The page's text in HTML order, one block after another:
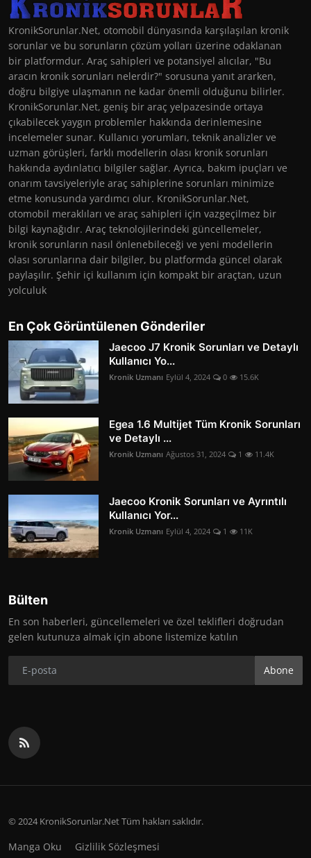
KronikSorunlar.Net, otomobil dünyasında karşılaşılan kronik
sorunlar ve bu sorunların çözüm yolları üzerine odaklanan
bir platformdur. Araç sahipleri ve potansiyel alıcılar, "Bu
aracın kronik sorunları nelerdir?" sorusuna yanıt ararken,
doğru bilgiye ulaşmanın ne kadar önemli olduğunu bilirler.
KronikSorunlar.Net, geniş bir araç yelpazesinde ortaya
çıkabilecek yaygın problemler hakkında derinlemesine
incelemeler sunar. Kullanıcı yorumları, teknik analizler ve
uzman görüşleri, farklı modellerin olası kronik sorunları
hakkında aydınlatıcı bilgiler sağlar. Ayrıca, bakım ipuçları ve
onarım tavsiyeleriyle araç sahiplerine sorunları minimize
etme konusunda yardımcı olur. KronikSorunlar.Net,
otomobil meraklıları ve araç sahipleri için vazgeçilmez bir
bilgi kaynağıdır. Araç teknolojilerindeki güncellemeler,
kronik sorunların nasıl önlenebileceği ve yeni modellerin
olası sorunlarına dair bilgiler, bu platformda güncel olarak
paylaşılır. Şehir içi kullanım için kompakt bir araçtan, uzun
yolculuk
En Çok Görüntülenen Gönderiler
Jaecoo J7 Kronik Sorunları ve Detaylı
Kullanıcı Yo...
Kronik Uzmanı Eylül 4, 2024 0 15.6K
Egea 1.6 Multijet Tüm Kronik Sorunları
ve Detaylı ...
Kronik Uzmanı Ağustos 31, 2024 1 11.4K
Jaecoo Kronik Sorunları ve Ayrıntılı
Kullanıcı Yor...
Kronik Uzmanı Eylül 4, 2024 1 11K
Bülten
En son haberleri, güncellemeleri ve özel teklifleri doğrudan
gelen kutunuza almak için abone listemize katılın
Abone
© 2024 KronikSorunlar.Net Tüm hakları saklıdır.
Manga Oku Gizlilik Sözleşmesi